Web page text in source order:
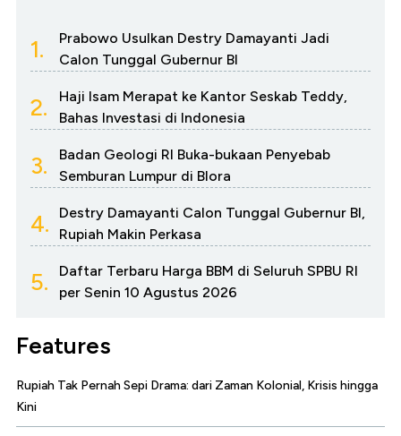
1.
Prabowo Usulkan Destry Damayanti Jadi
Calon Tunggal Gubernur BI
2.
Haji Isam Merapat ke Kantor Seskab Teddy,
Bahas Investasi di Indonesia
3.
Badan Geologi RI Buka-bukaan Penyebab
Semburan Lumpur di Blora
4.
Destry Damayanti Calon Tunggal Gubernur BI,
Rupiah Makin Perkasa
5.
Daftar Terbaru Harga BBM di Seluruh SPBU RI
per Senin 10 Agustus 2026
Features
Rupiah Tak Pernah Sepi Drama: dari Zaman Kolonial, Krisis hingga
Kini